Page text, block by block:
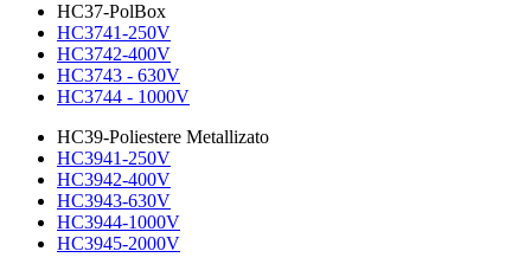
HC37-PolBox
HC3741-250V
HC3742-400V
HC3743 - 630V
HC3744 - 1000V
HC39-Poliestere Metallizato
HC3941-250V
HC3942-400V
HC3943-630V
HC3944-1000V
HC3945-2000V